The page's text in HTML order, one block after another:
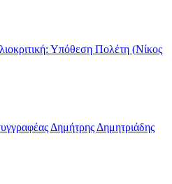
Υπόθεση Πολέτη (Νίκος
Δημήτρης Δημητριάδης